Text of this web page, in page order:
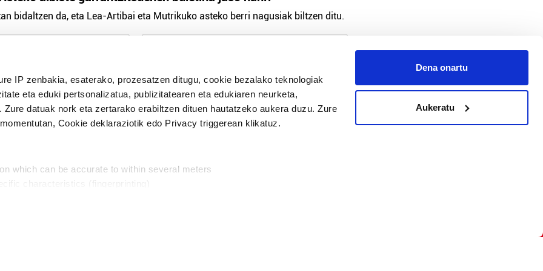
IP zenbakia, esaterako, prozesatzen ditugu, cookie bezalako teknologiak
eta eduki pertsonalizatua, publizitatearen eta edukiaren neurketa,
datuak nork eta zertarako erabiltzen dituen hautatzeko aukera duzu. Zure
Cookie deklaraziotik edo Privacy triggerean klikatuz.
which can be accurate to within several meters
Dena onartu
Aukeratu
bidaltzen da, eta Lea-Artibai eta Mutrikuko asteko berri nagusiak biltzen ditu.
Harpidetu
modu librean kontatzea da gure eginkizuna. Horretarako zure ekarpena